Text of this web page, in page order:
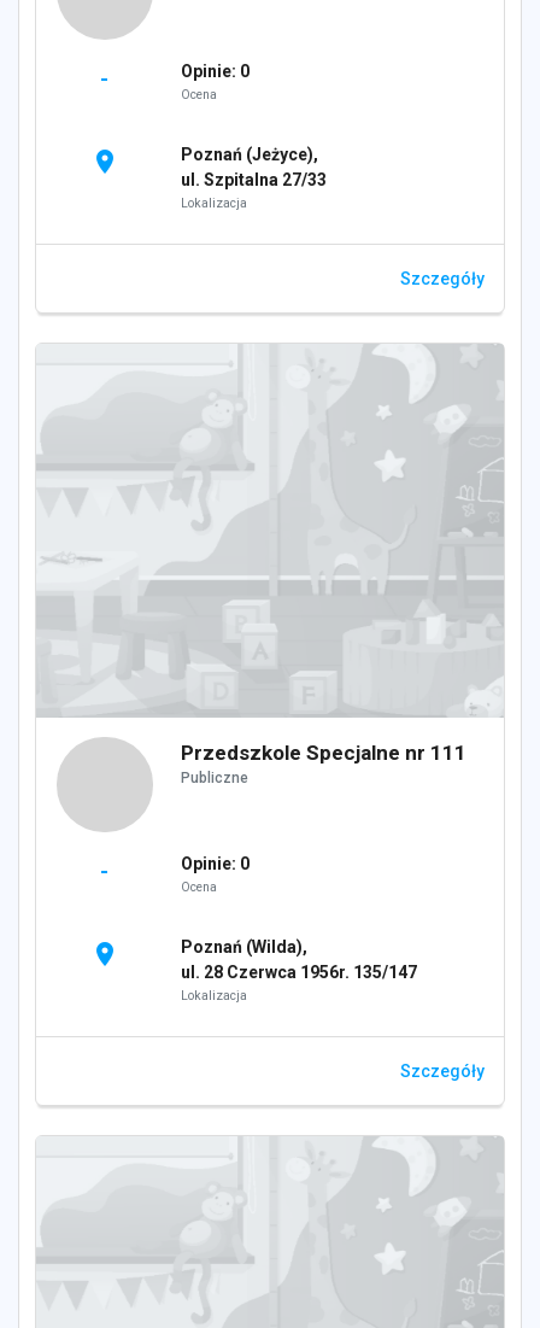
- Opinie: 0
Ocena
location_on
Poznań (Jeżyce),
ul. Szpitalna 27/33
Lokalizacja
Szczegóły
Przedszkole Specjalne nr 111
Publiczne
- Opinie: 0
Ocena
location_on
Poznań (Wilda),
ul. 28 Czerwca 1956r. 135/147
Lokalizacja
Szczegóły